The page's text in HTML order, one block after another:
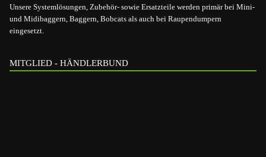
Unsere Systemlösungen, Zubehör- sowie Ersatzteile werden primär bei Mini-
und Midibaggern, Baggern, Bobcats als auch bei Raupendumpern
eingesetzt.
MITGLIED - HÄNDLERBUND